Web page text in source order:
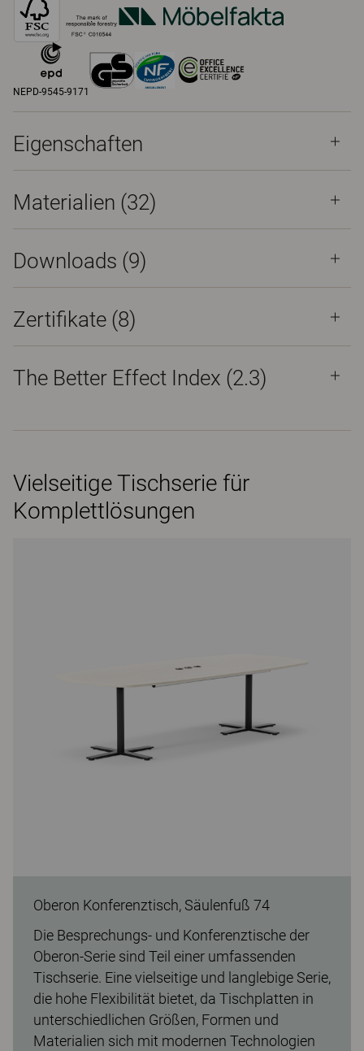
NEPD-9545-9171
Eigenschaften
Materialien (32)
Downloads (9)
Zertifikate (8)
The Better Effect Index (2.3)
Vielseitige Tischserie für
Komplettlösungen
Oberon Konferenztisch, Säulenfuß 74
Die Besprechungs- und Konferenztische der
Oberon-Serie sind Teil einer umfassenden
Tischserie. Eine vielseitige und langlebige Serie,
die hohe Flexibilität bietet, da Tischplatten in
unterschiedlichen Größen, Formen und
Materialien sich mit modernen Technologien